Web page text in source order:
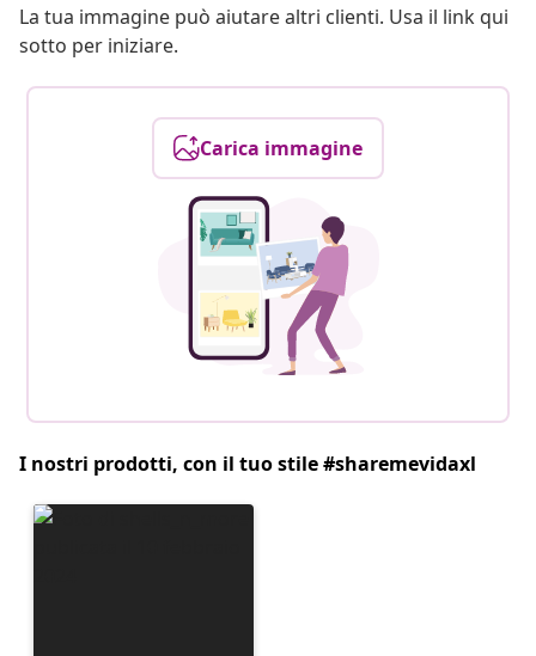
La tua immagine può aiutare altri clienti. Usa il link qui
sotto per iniziare.
Carica immagine
I nostri prodotti, con il tuo stile #sharemevidaxl